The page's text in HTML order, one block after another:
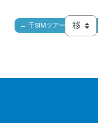
← 千SIMツアーライド一覧
移動 ...